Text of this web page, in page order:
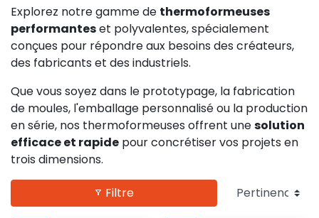
Explorez notre gamme de thermoformeuses
performanteset polyvalentes, spécialement
conçues pour répondre aux besoins des créateurs,
des fabricants et des industriels.
Que vous soyez dans le prototypage, la fabrication
de moules, l'emballage personnalisé ou la production
en série, nos thermoformeuses offrent unesolution
efficace et rapide pour concrétiser vos projets en
trois dimensions.
Filtre